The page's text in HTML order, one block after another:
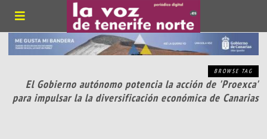
BROWSE TAG
El Gobierno autónomo potencia la acción de 'Proexca'
para impulsar la la diversificación económica de Canarias